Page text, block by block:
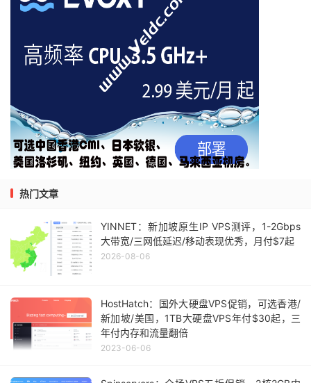
热门文章
YINNET：新加坡原生IP VPS测评，1-2Gbps
大带宽/三网低延迟/移动表现优秀，月付$7起
2026-08-06
HostHatch：国外大硬盘VPS促销，可选香港/
新加坡/美国，1TB大硬盘VPS年付$30起，三
年付内存和流量翻倍
2023-06-06